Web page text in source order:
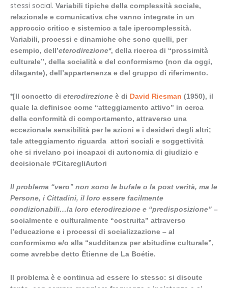
stessi social. Variabili tipiche della complessità sociale,
relazionale e comunicativa che vanno integrate in un
approccio critico e sistemico a tale ipercomplessità.
Variabili, processi e dinamiche che sono quelli, per
esempio, dell’eterodirezione*, della ricerca di “prossimità
culturale”, della socialità e del conformismo (non da oggi,
dilagante), dell’appartenenza e del gruppo di riferimento.
*[Il concetto di eterodirezione è di David Riesman (1950), il
quale la definisce come “atteggiamento attivo” in cerca
della conformità di comportamento, attraverso una
eccezionale sensibilità per le azioni e i desideri degli altri;
tale atteggiamento riguarda attori sociali e soggettività
che si rivelano poi incapaci di autonomia di giudizio e
decisionale #CitaregliAutori
Il problema “vero” non sono le bufale o la post verità, ma le
Persone, i Cittadini, il loro essere facilmente
condizionabili…la loro eterodirezione e “predisposizione” –
socialmente e culturalmente “costruita” attraverso
l’educazione e i processi di socializzazione – al
conformismo e/o alla “sudditanza per abitudine culturale”,
come avrebbe detto Étienne de La Boétie.
Il problema è e continua ad essere lo stesso: si discute